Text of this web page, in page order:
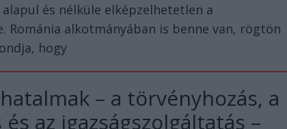
és nélküle elképzelhetetlen a
Románia alkotmányában is benne van, rögtön
hogy
– a törvényhozás, a
az igazságszolgáltatás –